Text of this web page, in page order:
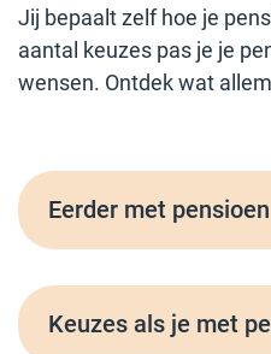
Jij bepaalt zelf hoe je
aantal keuzes pas je je
wensen. Ontdek wat
Eerder met pensioen
Keuzes als je met